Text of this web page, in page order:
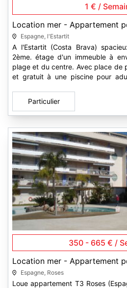
1 € /
Location mer - Appartement
Espagne, l'Estartit
A l'Estartit (Costa Brava)
2ème. étage d'un immeuble à environs 300 mètres de la
plage et du centre. Avec place de parking privé. Accès libre
et gratuit à une piscine pour adultes et enfants située à
Particulier
350 - 665 € /
Location mer - Appartement
Espagne, Roses
Loue appartement T3 Roses